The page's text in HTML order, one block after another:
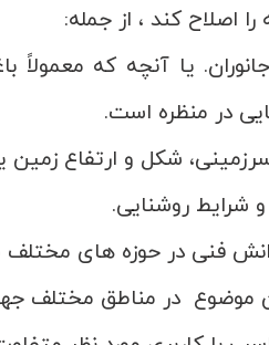
اصلاح کند ، از جمله:
یا آنچه که
در منظره است.
شکل و ارتفاع زمین
شرایط روشنایی.
فنی در حوزه های مختلف
موضوع در مناطق مختلف